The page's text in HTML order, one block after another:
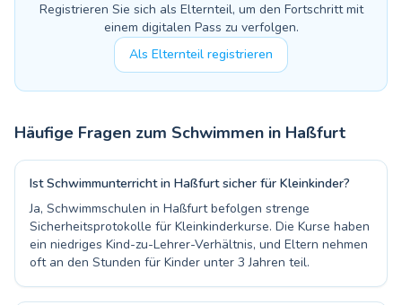
Registrieren Sie sich als Elternteil, um den Fortschritt mit
einem digitalen Pass zu verfolgen.
Als Elternteil registrieren
Häufige Fragen zum Schwimmen in Haßfurt
Ist Schwimmunterricht in Haßfurt sicher für Kleinkinder?
Ja, Schwimmschulen in Haßfurt befolgen strenge
Sicherheitsprotokolle für Kleinkinderkurse. Die Kurse haben
ein niedriges Kind-zu-Lehrer-Verhältnis, und Eltern nehmen
oft an den Stunden für Kinder unter 3 Jahren teil.